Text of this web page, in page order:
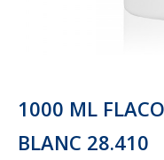
1000 ML
BLANC 28.410